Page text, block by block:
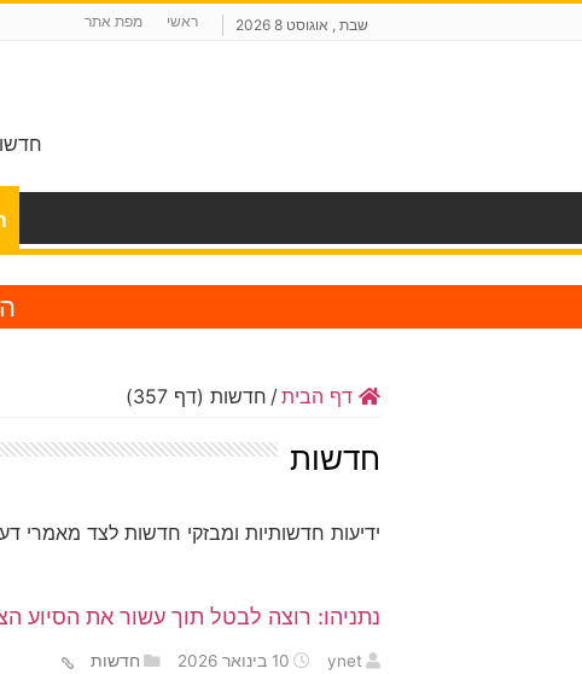
שבת , אוגוסט 8 2026 ראשי מפת אתר
דף הבית/ חדשות (דף 357)
חדשות
ידיעות חדשותיות ומבזקי חדשות לצד מאמרי
נתניהו: רוצה לבטל תוך עשור את הסיוע
ynet 10 בינואר 2026 חדשות